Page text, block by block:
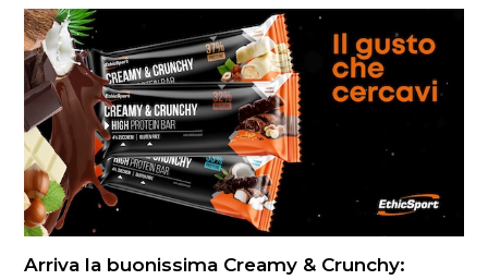
Arriva la buonissima Creamy & Crunchy: